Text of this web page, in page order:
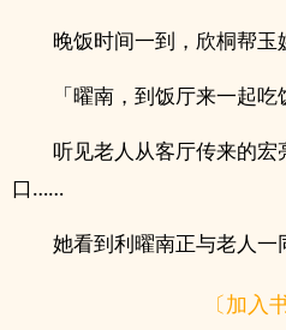
晚饭时间一到，欣桐帮玉
「曜南，到饭厅来一起吃
听见老人从客厅传来的
口……
她看到利曜南正与老人一
〔加入